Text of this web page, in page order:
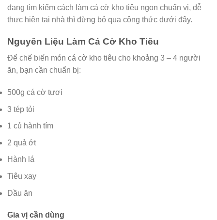
đang tìm kiếm cách làm cá cờ kho tiêu ngon chuẩn vị, dễ
thực hiện tại nhà thì đừng bỏ qua công thức dưới đây.
Nguyên Liệu Làm Cá Cờ Kho Tiêu
Để chế biến món cá cờ kho tiêu cho khoảng 3 – 4 người
ăn, bạn cần chuẩn bị:
500g cá cờ tươi
3 tép tỏi
1 củ hành tím
2 quả ớt
Hành lá
Tiêu xay
Dầu ăn
Gia vị cần dùng